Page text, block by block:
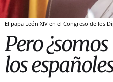
El papa León XIV en el Congreso de los
Pero
los